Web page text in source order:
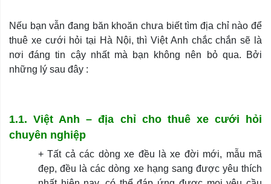
Nếu bạn vẫn đang băn khoăn chưa biết tìm địa chỉ nào để
thuê xe cưới hỏi tại Hà Nội, thì Việt Anh chắc chắn sẽ là
nơi đáng tin cậy nhất mà bạn không nên bỏ qua. Bởi
những lý sau đây :
1.1. Việt Anh – địa chỉ cho thuê xe cưới hỏi
chuyên nghiệp
+ Tất cả các dòng xe đều là xe đời mới, mẫu mã
đẹp, đều là các dòng xe hạng sang được yêu thích